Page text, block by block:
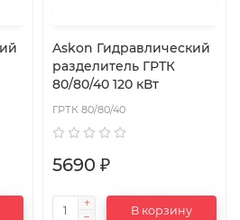
Askon Гидравлический
разделитель ГРТК
80/80/40 120 кВт
ГРТК 80/80/40
5690 ₽
В корзину